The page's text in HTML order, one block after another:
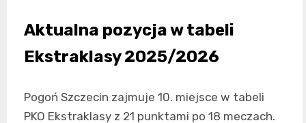
Aktualna pozycja w tabeli
Ekstraklasy 2025/2026
Pogoń Szczecin zajmuje 10. miejsce w tabeli
PKO Ekstraklasy z 21 punktami po 18 meczach.